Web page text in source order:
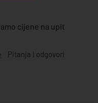
cijene na upit
Pitanja i odgovori